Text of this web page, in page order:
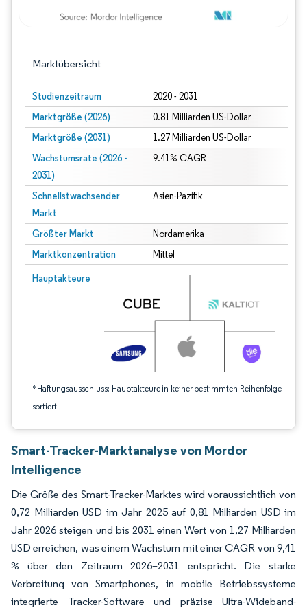
Marktübersicht
Studienzeitraum 2020 - 2031
Marktgröße (2026) 0.81 Milliarden US-Dollar
Marktgröße (2031) 1.27 Milliarden US-Dollar
Wachstumsrate (2026 -
2031)
9.41% CAGR
Schnellstwachsender
Markt
Asien-Pazifik
Größter Markt Nordamerika
Marktkonzentration Mittel
Hauptakteure
*Haftungsausschluss: Hauptakteure in keiner bestimmten Reihenfolge
sortiert
Bild © Mordor Intelligence. Wiederverwendung erfordert Namensnennung
Smart-Tracker-Marktanalyse von Mordor
Intelligence
Die Größe des Smart-Tracker-Marktes wird voraussichtlich von
0,72 Milliarden USD im Jahr 2025 auf 0,81 Milliarden USD im
Jahr 2026 steigen und bis 2031 einen Wert von 1,27 Milliarden
USD erreichen, was einem Wachstum mit einer CAGR von 9,41
% über den Zeitraum 2026–2031 entspricht. Die starke
Verbreitung von Smartphones, in mobile Betriebssysteme
integrierte Tracker-Software und präzise Ultra-Wideband-